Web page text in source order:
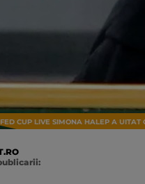
FED CUP LIVE SIMONA HALEP A